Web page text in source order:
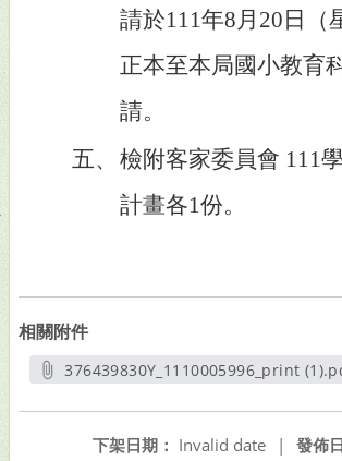
請於111年8月20日（
正本至本局國小教育
請。
五、 檢附客家委員會 111
計畫各1份。
相關附件
376439830Y_1110005996_print
發佈
下架日期： Invalid date
|